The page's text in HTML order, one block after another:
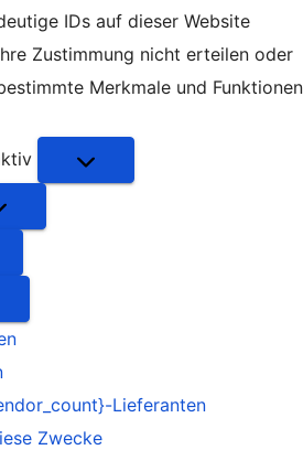
IDs auf dieser Website
Zustimmung nicht erteilen oder
Merkmale und Funktionen
Lieferanten
Zwecke